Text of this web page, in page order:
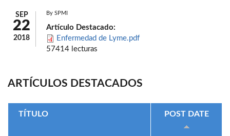
SEP
22
2018
By SPMI
Artículo Destacado:
Enfermedad de Lyme.pdf
57414 lecturas
ARTÍCULOS DESTACADOS
TÍTULO POST DATE